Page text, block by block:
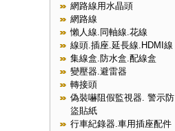
網路線用水晶頭
網路線
懶人線.同軸線.花線
線頭.插座.延長線.HDMI線
集線盒.防水盒.配線盒
變壓器.避雷器
轉接頭
偽裝嚇阻假監視器. 警示防
盜貼紙
行車紀錄器.車用插座配件